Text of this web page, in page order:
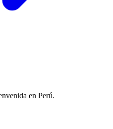
en Perú.